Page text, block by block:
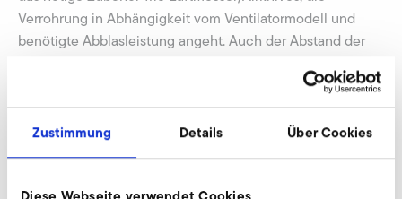
Zustimmung Details Über Cookies
Verrohrung in Abhängigkeit vom Ventilatormodell und
benötigte Abblasleistung angeht. Auch der Abstand der
können wir Kunden beim kompletten Prozess beraten“,
versichert der Vertriebsleiter.
Begleitende Prozesse